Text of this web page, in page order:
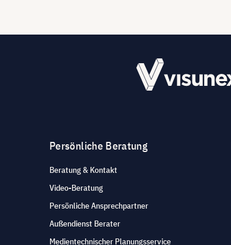
Persönliche Beratung
Beratung & Kontakt
Video-Beratung
Persönliche Ansprechpartner
Außendienst Berater
Medientechnischer Planungsservice